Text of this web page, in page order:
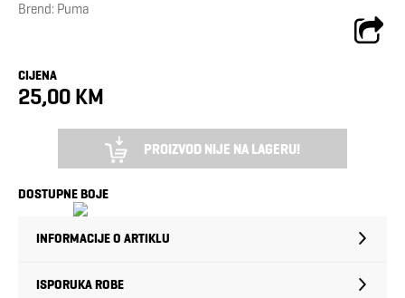
Brend: Puma
CIJENA
25,00 KM
PROIZVOD NIJE NA LAGERU!
DOSTUPNE BOJE
INFORMACIJE O ARTIKLU
ISPORUKA ROBE